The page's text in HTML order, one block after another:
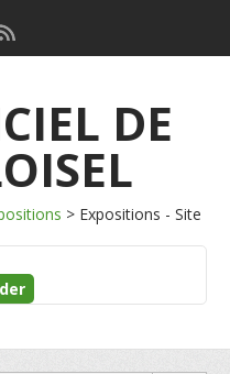
DE
> Expositions - Site